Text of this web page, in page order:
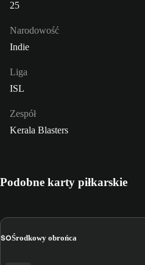
25
Narodowość
Indie
Liga
ISL
Zespół
Kerala Blasters
Podobne karty piłkarskie
ŚOŚrodkowy obrońca